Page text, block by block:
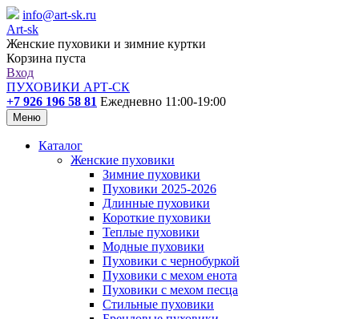
info@art-sk.ru
Art-sk
Женские пуховики и зимние куртки
Корзина пуста
Вход
ПУХОВИКИ АРТ-СК
+7 926 196 58 81 Ежедневно 11:00-19:00
Меню
Каталог
Женские пуховики
Зимние пуховики
Пуховики 2025-2026
Длинные пуховики
Короткие пуховики
Теплые пуховики
Модные пуховики
Пуховики с чернобуркой
Пуховики с мехом енота
Пуховики с мехом песца
Стильные пуховики